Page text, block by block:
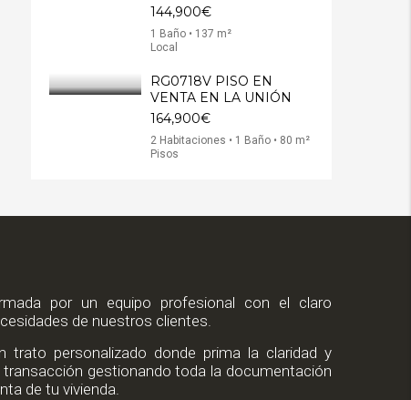
144,900€
1 Baño • 137 m²
Local
RG0718V PISO EN
VENTA EN LA UNIÓN
164,900€
2 Habitaciones • 1 Baño • 80 m²
Pisos
por un equipo profesional con el claro
de nuestros clientes.
trato personalizado donde prima la claridad y
gestionando toda la documentación
de tu vivienda.